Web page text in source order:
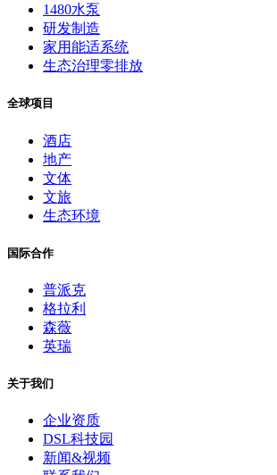
1480水泵
研发制造
家用能适系统
生态治理零排放
全球项目
酒店
地产
文体
文旅
生态环境
国际合作
普派克
格拉利
森薇
英瑞
关于我们
企业资质
DSL科技园
新闻&视频